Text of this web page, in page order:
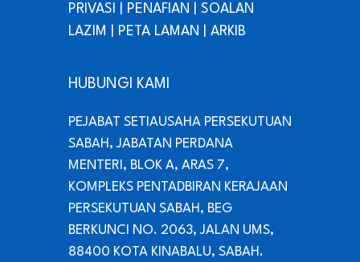
PRIVASI
PENAFIAN
SOALAN
LAZIM
PETA LAMAN ARKIB
HUBUNGI KAMI
PEJABAT SETIAUSAHA PERSEKUTUAN
SABAH, JABATAN PERDANA
MENTERI, BLOK A, ARAS 7,
KOMPLEKS PENTADBIRAN KERAJAAN
PERSEKUTUAN SABAH, BEG
BERKUNCI NO. 2063, JALAN UMS,
88400 KOTA KINABALU, SABAH.